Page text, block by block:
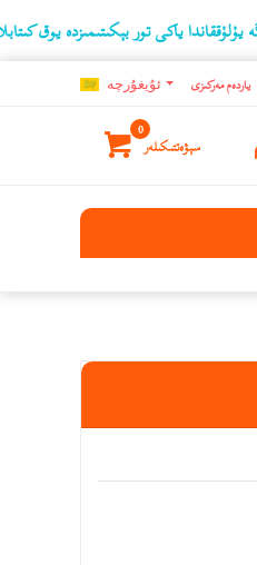
ياكى تور بېكىتىمىزدە يوق كىتابلارنىڭ
ئۇيغۇرچه ياردەم مەركىزى
0
سېۋەتتىكىلەر